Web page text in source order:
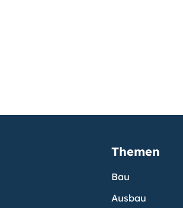
Themen
Bau
Ausbau